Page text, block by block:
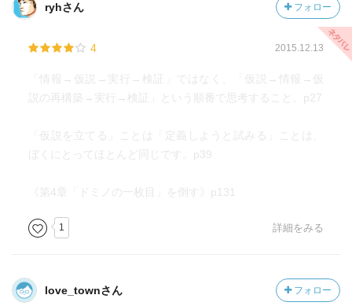
ryhさん フォロー
4 2015.12.13
「情報→仮説→実行→検証」ではなく、「仮説→情報→仮
説の再構築→実行→検証」という順番で思考すること。p27
「仮説を立てる」ことは「定義しようと試みる」ことは、
ぼくにとってほとんど同じです。p39
《第4章「ドミノの一枚目」を倒す》p131
1 詳細をみる
love_townさん フォロー